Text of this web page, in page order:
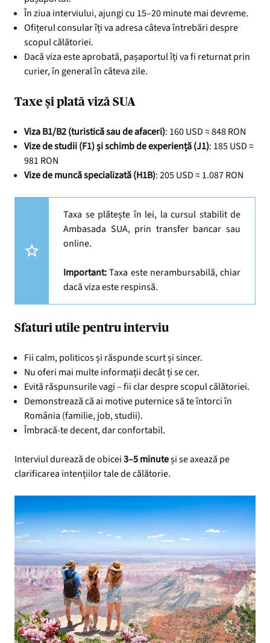
În ziua interviului, ajungi cu 15–20 minute mai devreme.
Ofițerul consular îți va adresa câteva întrebări despre
scopul călătoriei.
Dacă viza este aprobată, pașaportul îți va fi returnat prin
curier, în general în câteva zile.
Taxe și plată viză SUA
Viza B1/B2 (turistică sau de afaceri): 160 USD ≈ 848 RON
Vize de studii (F1) și schimb de experiență (J1): 185 USD ≈
981 RON
Vize de muncă specializată (H1B): 205 USD ≈ 1.087 RON
Taxa se plătește în lei, la cursul stabilit de
Ambasada SUA, prin transfer bancar sau
online.
Important:Taxa este nerambursabilă, chiar
dacă viza este respinsă.
Sfaturi utile pentru interviu
Fii calm, politicos și răspunde scurt și sincer.
Nu oferi mai multe informații decât ți se cer.
Evită răspunsurile vagi – fii clar despre scopul călătoriei.
Demonstrează că ai motive puternice să te întorci în
România (familie, job, studii).
Îmbracă-te decent, dar confortabil.
Interviul durează de obicei3–5 minuteși se axează pe
clarificarea intențiilor tale de călătorie.